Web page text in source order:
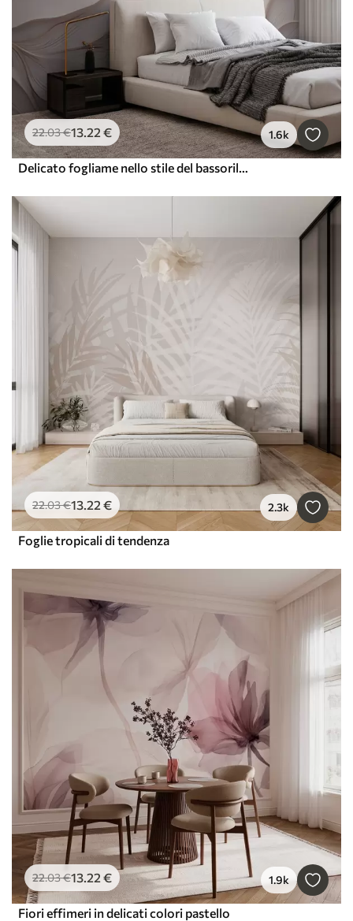
22.03€13.22 € 1.6k
Delicato fogliame nello stile del bassorilievo
22.03€13.22 € 2.3k
Foglie tropicali di tendenza
22.03€13.22 € 1.9k
Fiori effimeri in delicati colori pastello